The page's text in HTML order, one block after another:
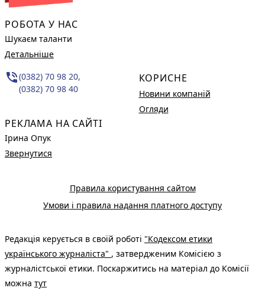
РОБОТА У НАС
Шукаєм таланти
Детальніше
phone_in_talk(0382) 70 98 20,
(0382) 70 98 40
РЕКЛАМА НА САЙТІ
Ірина Опук
Звернутися
КОРИСНЕ
Новини компаній
Огляди
Правила користування сайтом
Умови і правила надання платного доступу
Редакція керується в своїй роботі "Кодексом етики
українського журналіста" , затвердженим Комісією з
журналістської етики. Поскаржитись на матеріал до Комісії
можна тут